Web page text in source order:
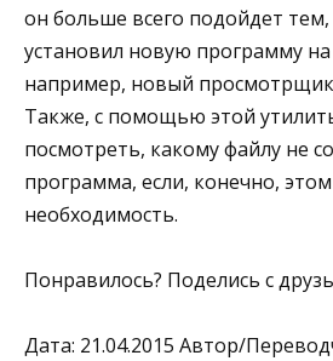
он больше всего подойдет
установил новую программу
например, новый
Также, с помощью этой
посмотреть, какому файлу не
программа, если, конечно, этом
необходимость.
Понравилось? Поделись с
Дата: 21.04.2015 Автор/